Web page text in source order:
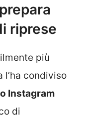
riprese
più
condiviso
Instagram
di